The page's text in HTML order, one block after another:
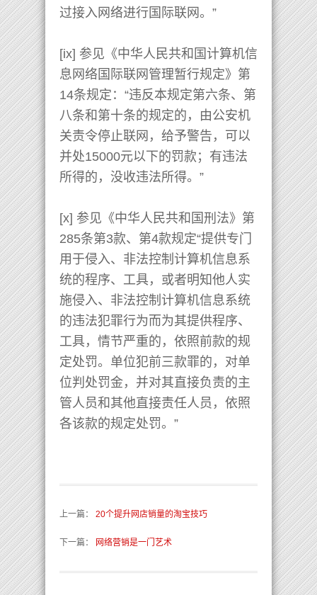
过接入网络进行国际联网。”
[ix] 参见《中华人民共和国计算机信
息网络国际联网管理暂行规定》第
14条规定：“违反本规定第六条、第
八条和第十条的规定的，由公安机
关责令停止联网，给予警告，可以
并处15000元以下的罚款；有违法
所得的，没收违法所得。”
[x] 参见《中华人民共和国刑法》第
285条第3款、第4款规定“提供专门
用于侵入、非法控制计算机信息系
统的程序、工具，或者明知他人实
施侵入、非法控制计算机信息系统
的违法犯罪行为而为其提供程序、
工具，情节严重的，依照前款的规
定处罚。单位犯前三款罪的，对单
位判处罚金，并对其直接负责的主
管人员和其他直接责任人员，依照
各该款的规定处罚。”
上一篇： 20个提升网店销量的淘宝技巧
下一篇： 网络营销是一门艺术